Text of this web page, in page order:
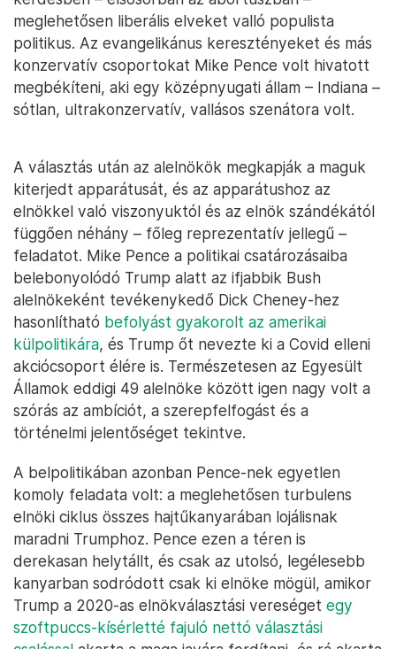
meglehetősen liberális elveket valló populista
politikus. Az evangelikánus keresztényeket és más
konzervatív csoportokat Mike Pence volt hivatott
megbékíteni, aki egy középnyugati állam – Indiana –
sótlan, ultrakonzervatív, vallásos szenátora volt.
A választás után az alelnökök megkapják a maguk
kiterjedt apparátusát, és az apparátushoz az
elnökkel való viszonyuktól és az elnök szándékától
függően néhány – főleg reprezentatív jellegű –
feladatot. Mike Pence a politikai csatározásaiba
belebonyolódó Trump alatt az ifjabbik Bush
alelnökeként tevékenykedő Dick Cheney-hez
hasonlítható befolyást gyakorolt az amerikai
külpolitikára, és Trump őt nevezte ki a Covid elleni
akciócsoport élére is. Természetesen az Egyesült
Államok eddigi 49 alelnöke között igen nagy volt a
szórás az ambíciót, a szerepfelfogást és a
történelmi jelentőséget tekintve.
A belpolitikában azonban Pence-nek egyetlen
komoly feladata volt: a meglehetősen turbulens
elnöki ciklus összes hajtűkanyarában lojálisnak
maradni Trumphoz. Pence ezen a téren is
derekasan helytállt, és csak az utolsó, legélesebb
kanyarban sodródott csak ki elnöke mögül, amikor
Trump a 2020-as elnökválasztási vereséget egy
szoftpuccs-kísérletté fajuló nettó választási